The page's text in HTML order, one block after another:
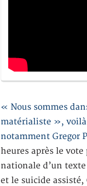
« Nous sommes
matérialiste », voilà
notamment Gregor
heures après le vote
nationale d’un
et le suicide assisté,